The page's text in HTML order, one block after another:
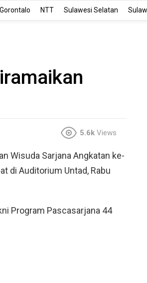
Gorontalo NTT Sulawesi Selatan
5.6k Views
Wisuda Sarjana Angkatan ke-
di Auditorium Untad, Rabu
Program Pascasarjana 44